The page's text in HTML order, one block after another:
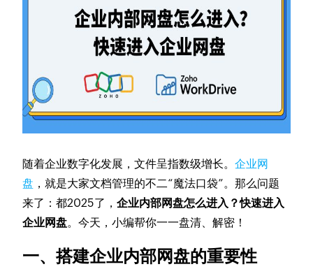
随着企业数字化发展，文件呈指数级增长。企业网
盘 ，就是大家文档管理的不二“魔法口袋”。那么问题
来了：都2025了，企业内部网盘怎么进入？快速进入
企业网盘。今天，小编帮你一一盘清、解密！
一、搭建企业内部网盘的重要性